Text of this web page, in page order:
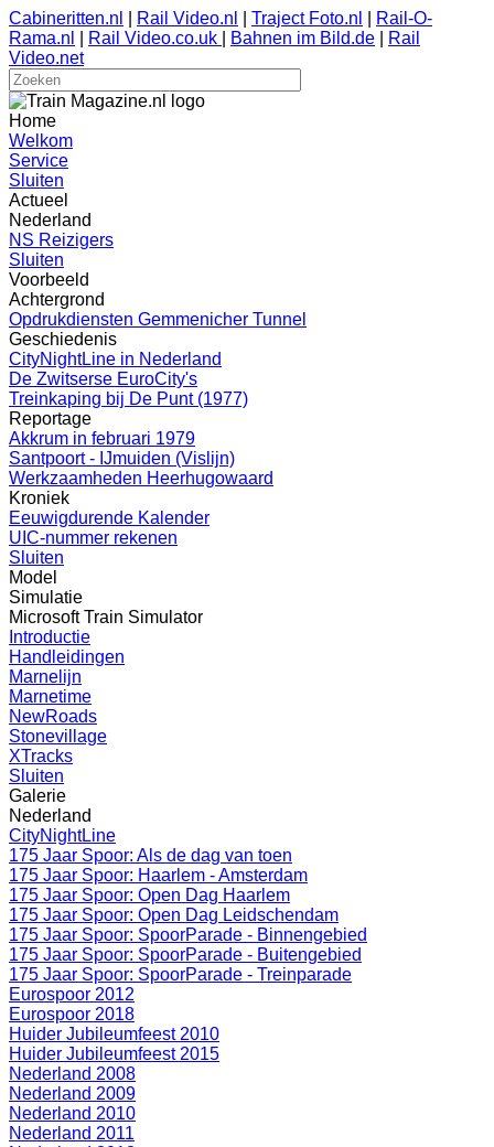
Cabineritten.nl Rail Video.nl Traject Foto.nl
Rail-O-
Rama.nl
Rail Video.co.uk Bahnen im Bild.de
Rail
Video.net
Home
Welkom
Service
Sluiten
Actueel
Nederland
NS Reizigers
Sluiten
Voorbeeld
Achtergrond
Opdrukdiensten Gemmenicher Tunnel
Geschiedenis
CityNightLine in Nederland
De Zwitserse EuroCity's
Treinkaping bij De Punt (1977)
Reportage
Akkrum in februari 1979
Santpoort - IJmuiden (Vislijn)
Werkzaamheden Heerhugowaard
Kroniek
Eeuwigdurende Kalender
UIC-nummer rekenen
Sluiten
Model
Simulatie
Microsoft Train Simulator
Introductie
Handleidingen
Marnelijn
Marnetime
NewRoads
Stonevillage
XTracks
Sluiten
Galerie
Nederland
CityNightLine
175 Jaar Spoor: Als de dag van toen
175 Jaar Spoor: Haarlem - Amsterdam
175 Jaar Spoor: Open Dag Haarlem
175 Jaar Spoor: Open Dag Leidschendam
175 Jaar Spoor: SpoorParade - Binnengebied
175 Jaar Spoor: SpoorParade - Buitengebied
175 Jaar Spoor: SpoorParade - Treinparade
Eurospoor 2012
Eurospoor 2018
Huider Jubileumfeest 2010
Huider Jubileumfeest 2015
Nederland 2008
Nederland 2009
Nederland 2010
Nederland 2011